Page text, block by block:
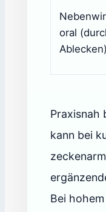
oral
Ablecken)
Praxisnah
kann bei
Bei